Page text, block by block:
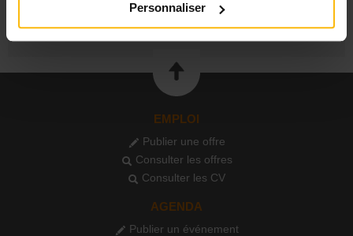
Personnaliser
TFE sans domicile fixe
EMPLOI
Publier une offre
Consulter les offres
Consulter les CV
AGENDA
Publier un événement